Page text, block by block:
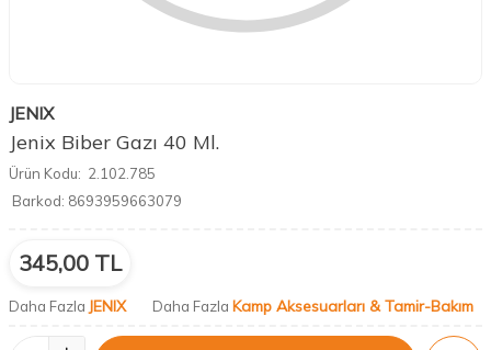
JENIX
Jenix Biber Gazı 40 Ml.
Ürün Kodu: 2.102.785
Barkod: 8693959663079
345,00 TL
Daha Fazla JENIX Daha Fazla Kamp Aksesuarları & Tamir-Bakım